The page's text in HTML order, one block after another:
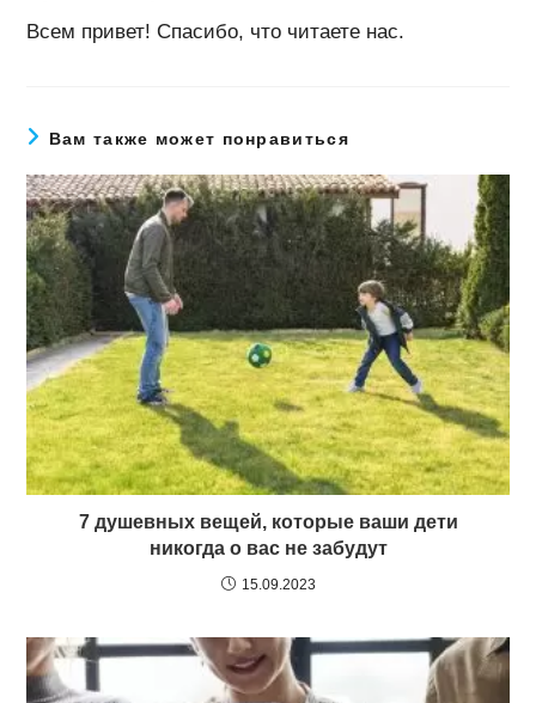
Всем привет! Спасибо, что читаете нас.
Вам также может понравиться
7 душевных вещей, которые ваши дети
никогда о вас не забудут
15.09.2023